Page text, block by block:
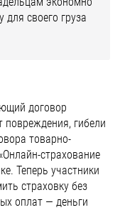
своего груза
договор
повреждения, гибели
товарно-
страхование
Теперь участники
страховку без
оплат — деньги